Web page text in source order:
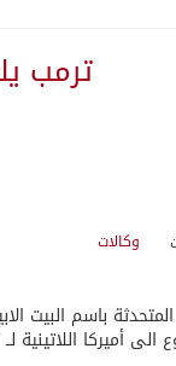
إجراءات
مع إيران
الدفاعي بقيادة
للدفاع
ترمب
وكالات
باسم البيت
الى أميركا